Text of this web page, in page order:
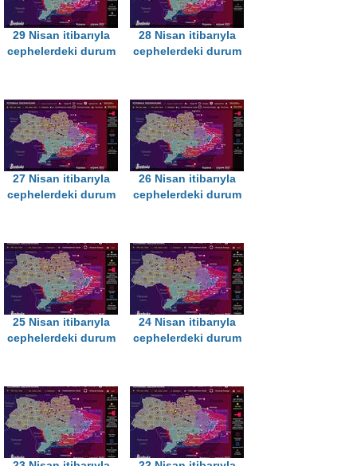
29 Nisan itibarıyla
cephelerdeki durum
28 Nisan itibarıyla
cephelerdeki durum
27 Nisan itibarıyla
cephelerdeki durum
26 Nisan itibarıyla
cephelerdeki durum
25 Nisan itibarıyla
cephelerdeki durum
24 Nisan itibarıyla
cephelerdeki durum